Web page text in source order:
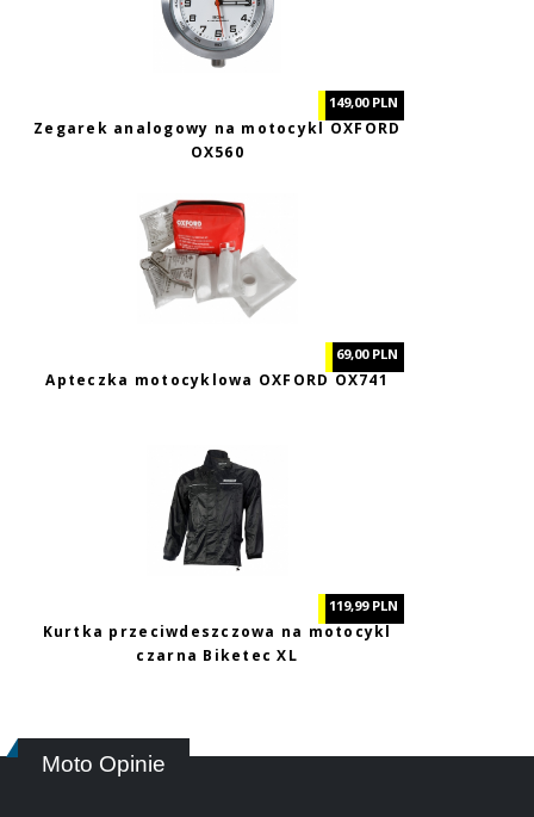
149,00 PLN
Zegarek analogowy na motocykl OXFORD
OX560
69,00 PLN
Apteczka motocyklowa OXFORD OX741
119,99 PLN
Kurtka przeciwdeszczowa na motocykl
czarna Biketec XL
Moto Opinie